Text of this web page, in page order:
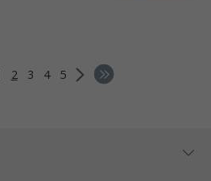
2 3 4 5